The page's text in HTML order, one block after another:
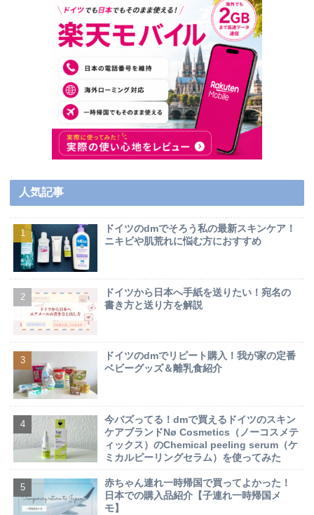
人気記事
ドイツのdmでそろう私の最新スキンケア！
ニキビや肌荒れに悩む方におすすめ
ドイツから日本へ手紙を送りたい！宛名の
書き方と送り方を解説
ドイツのdmでリピート購入！我が家の定番
ベビーグッズ＆離乳食紹介
今バズってる！dmで買えるドイツのスキン
ケアブランドNø Cosmetics（ノーコスメテ
ィックス）のChemical peeling serum（ケ
ミカルピーリングセラム）を使ってみた
赤ちゃん連れ一時帰国で買ってよかった！
日本での購入品紹介【子連れ一時帰国メ
モ】